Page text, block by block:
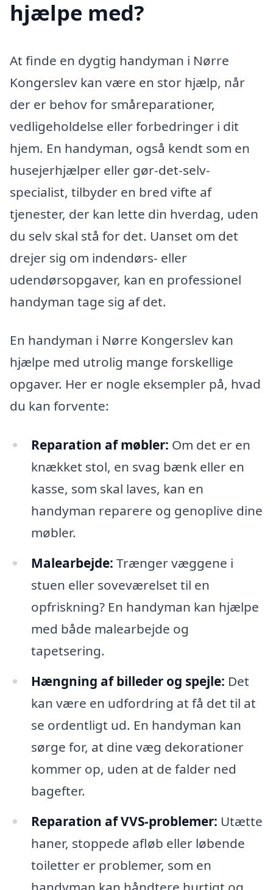
hjælpe med?
At finde en dygtig handyman i Nørre
Kongerslev kan være en stor hjælp, når
der er behov for småreparationer,
vedligeholdelse eller forbedringer i dit
hjem. En handyman, også kendt som en
husejerhjælper eller gør-det-selv-
specialist, tilbyder en bred vifte af
tjenester, der kan lette din hverdag, uden
du selv skal stå for det. Uanset om det
drejer sig om indendørs- eller
udendørsopgaver, kan en professionel
handyman tage sig af det.
En handyman i Nørre Kongerslev kan
hjælpe med utrolig mange forskellige
opgaver. Her er nogle eksempler på, hvad
du kan forvente:
Reparation af møbler: Om det er en
knækket stol, en svag bænk eller en
kasse, som skal laves, kan en
handyman reparere og genoplive dine
møbler.
Malearbejde: Trænger væggene i
stuen eller soveværelset til en
opfriskning? En handyman kan hjælpe
med både malearbejde og
tapetsering.
Hængning af billeder og spejle: Det
kan være en udfordring at få det til at
se ordentligt ud. En handyman kan
sørge for, at dine væg dekorationer
kommer op, uden at de falder ned
bagefter.
Reparation af VVS-problemer: Utætte
haner, stoppede afløb eller løbende
toiletter er problemer, som en